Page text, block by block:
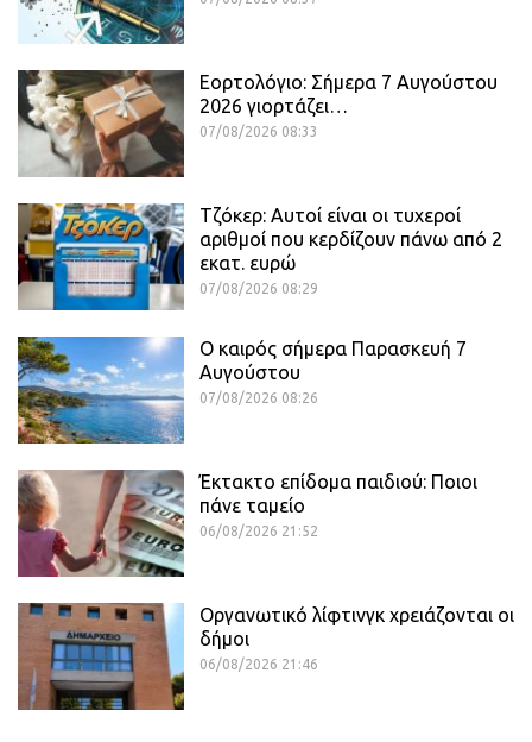
Εορτολόγιο: Σήμερα 7 Αυγούστου
2026 γιορτάζει…
07/08/2026 08:33
Τζόκερ: Αυτοί είναι οι τυχεροί
αριθμοί που κερδίζουν πάνω από 2
εκατ. ευρώ
07/08/2026 08:29
Ο καιρός σήμερα Παρασκευή 7
Αυγούστου
07/08/2026 08:26
Έκτακτο επίδομα παιδιού: Ποιοι
πάνε ταμείο
06/08/2026 21:52
Οργανωτικό λίφτινγκ χρειάζονται οι
δήμοι
06/08/2026 21:46